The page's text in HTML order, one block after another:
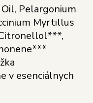
Pelargonium
Myrtillus
v esenciálnych